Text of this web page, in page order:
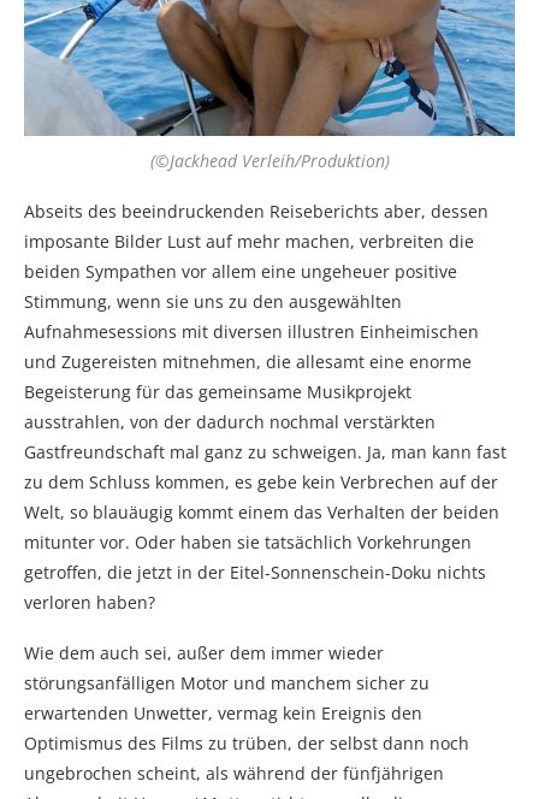
(©Jackhead Verleih/Produktion)
Abseits des beeindruckenden Reiseberichts aber, dessen
imposante Bilder Lust auf mehr machen, verbreiten die
beiden Sympathen vor allem eine ungeheuer positive
Stimmung, wenn sie uns zu den ausgewählten
Aufnahmesessions mit diversen illustren Einheimischen
und Zugereisten mitnehmen, die allesamt eine enorme
Begeisterung für das gemeinsame Musikprojekt
ausstrahlen, von der dadurch nochmal verstärkten
Gastfreundschaft mal ganz zu schweigen. Ja, man kann fast
zu dem Schluss kommen, es gebe kein Verbrechen auf der
Welt, so blauäugig kommt einem das Verhalten der beiden
mitunter vor. Oder haben sie tatsächlich Vorkehrungen
getroffen, die jetzt in der Eitel-Sonnenschein-Doku nichts
verloren haben?
Wie dem auch sei, außer dem immer wieder
störungsanfälligen Motor und manchem sicher zu
erwartenden Unwetter, vermag kein Ereignis den
Optimismus des Films zu trüben, der selbst dann noch
ungebrochen scheint, als während der fünfjährigen